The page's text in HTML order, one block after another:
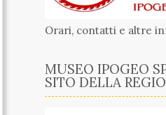
Orari, contatti e altre
MUSEO IPOGEO
SITO DELLA